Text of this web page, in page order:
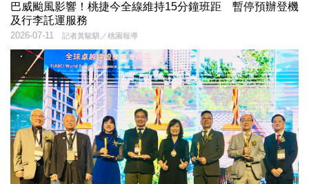
巴威颱風影響！桃捷今全線維持15分鐘班距 暫停預辦登機
及行李託運服務
記者黃駿騏／桃園報導
2026-07-11